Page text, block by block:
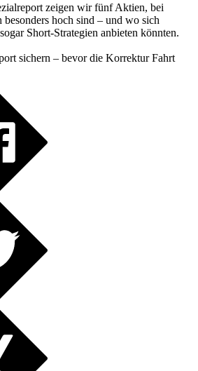
zeigen wir fünf Aktien, bei
hoch sind – und wo sich
Short-Strategien anbieten könnten.
sichern – bevor die Korrektur Fahrt